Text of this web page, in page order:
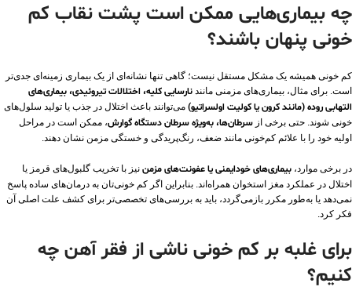
چه بیماری‌هایی ممکن است پشت نقاب کم‌
خونی پنهان باشند؟
کم‌ خونی همیشه یک مشکل مستقل نیست؛ گاهی تنها نشانه‌ای از یک بیماری زمینه‌ای جدی‌تر
است. برای مثال، بیماری‌های مزمنی مانند نارسایی کلیه، اختلالات تیروئیدی، بیماری‌های
التهابی روده (مانند کرون یا کولیت اولسراتیو) می‌توانند باعث اختلال در جذب یا تولید سلول‌های
خونی شوند. حتی برخی از سرطان‌ها، به‌ویژه سرطان دستگاه گوارش، ممکن است در مراحل
اولیه خود را با علائم کم‌خونی مانند ضعف، رنگ‌پریدگی و خستگی مزمن نشان دهند.
در برخی موارد، بیماری‌های خودایمنی یا عفونت‌های مزمن نیز با تخریب گلبول‌های قرمز یا
اختلال در عملکرد مغز استخوان همراه‌اند. بنابراین اگر کم‌ خونی‌تان به درمان‌های ساده پاسخ
نمی‌دهد یا به‌طور مکرر بازمی‌گردد، باید به بررسی‌های تخصصی‌تر برای کشف علت اصلی آن
فکر کرد.
برای غلبه بر کم خونی ناشی از فقر آهن چه
کنیم؟